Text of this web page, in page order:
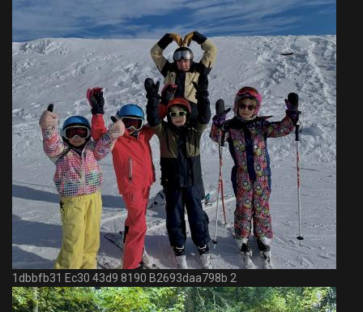
1dbbfb31 Ec30 43d9 8190 B2693daa798b 2